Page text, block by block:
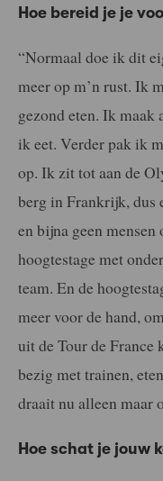
Hoe bereid je je
“Normaal doe ik dit
meer op m’n rust. Ik
gezond eten. Ik
ik eet. Verder pak ik
op. Ik zit tot aan de
berg in Frankrijk, dus
en bijna geen
hoogtestage met
team. En de
meer voor de hand,
uit de Tour de France
bezig met trainen,
draait nu alleen maar
Hoe schat je jouw